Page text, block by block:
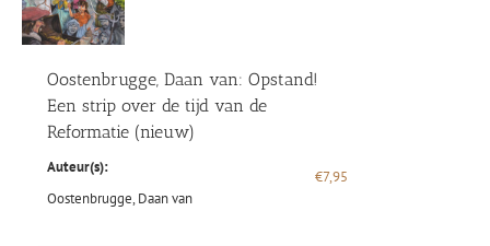
Oostenbrugge, Daan van: Opstand!
Een strip over de tijd van de
Reformatie (nieuw)
Auteur(s):
Oostenbrugge, Daan van
€7,95